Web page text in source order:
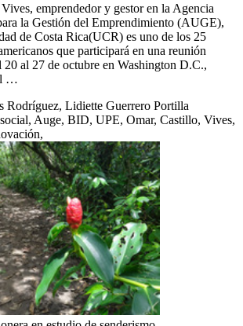
emprendedor y gestor en la Agencia
la Gestión del Emprendimiento (AUGE),
de Costa Rica(UCR) es uno de los 25
que participará en una reunión
20 al 27 de octubre en Washington D.C.,
…
Rodríguez, Lidiette Guerrero Portilla
Auge, BID, UPE, Omar, Castillo, Vives,